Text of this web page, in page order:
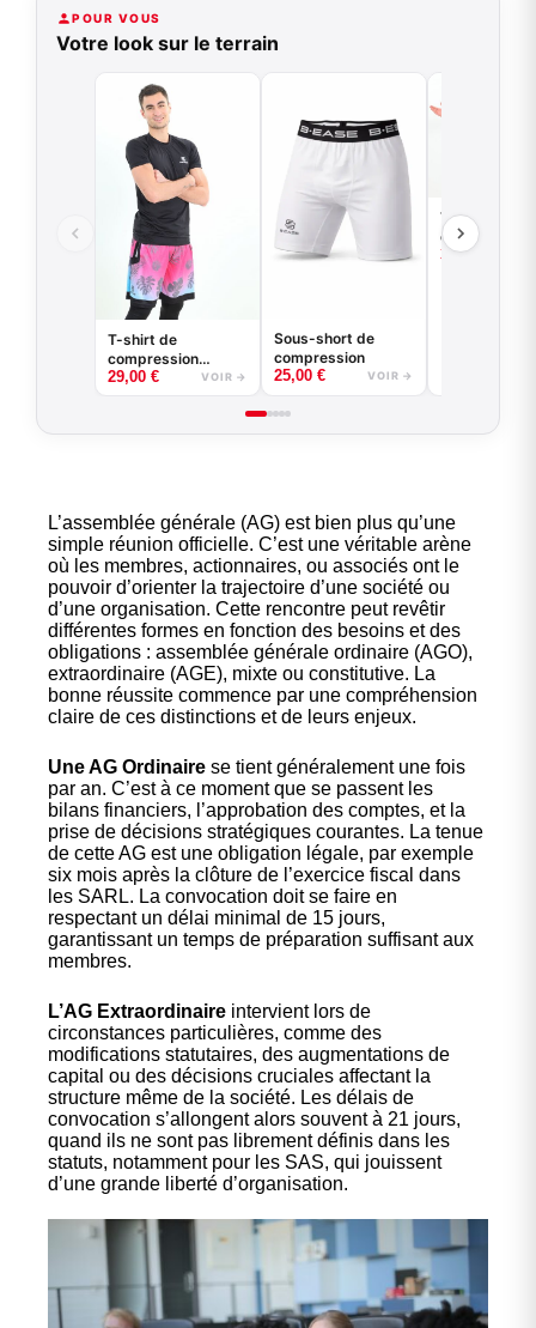
POUR VOUS
Votre look sur le terrain
T-shirt de
compression
basketball - Good
29,00 € VOIR →
Sous-short de
compression
25,00 € VOIR →
T-shirt
compression
manches
35,00
L’assemblée générale (AG) est bien plus qu’une
simple réunion officielle. C’est une véritable arène
où les membres, actionnaires, ou associés ont le
pouvoir d’orienter la trajectoire d’une société ou
d’une organisation. Cette rencontre peut revêtir
différentes formes en fonction des besoins et des
obligations : assemblée générale ordinaire (AGO),
extraordinaire (AGE), mixte ou constitutive. La
bonne réussite commence par une compréhension
claire de ces distinctions et de leurs enjeux.
Une AG Ordinaire se tient généralement une fois
par an. C’est à ce moment que se passent les
bilans financiers, l’approbation des comptes, et la
prise de décisions stratégiques courantes. La tenue
de cette AG est une obligation légale, par exemple
six mois après la clôture de l’exercice fiscal dans
les SARL. La convocation doit se faire en
respectant un délai minimal de 15 jours,
garantissant un temps de préparation suffisant aux
membres.
L’AG Extraordinaire intervient lors de
circonstances particulières, comme des
modifications statutaires, des augmentations de
capital ou des décisions cruciales affectant la
structure même de la société. Les délais de
convocation s’allongent alors souvent à 21 jours,
quand ils ne sont pas librement définis dans les
statuts, notamment pour les SAS, qui jouissent
d’une grande liberté d’organisation.